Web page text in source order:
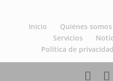
Inicio Quiénes somos
Servicios
Política de privacidad